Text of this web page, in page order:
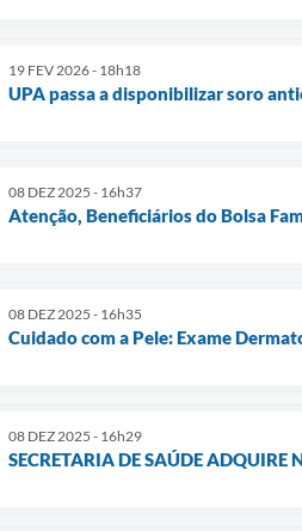
19 FEV 2026 - 18h18
UPA passa a disponibilizar soro
08 DEZ 2025 - 16h37
Atenção, Beneficiários do Bolsa
08 DEZ 2025 - 16h35
Cuidado com a Pele: Exame
08 DEZ 2025 - 16h29
SECRETARIA DE SAÚDE